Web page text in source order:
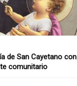
de San Cayetano con
comunitario